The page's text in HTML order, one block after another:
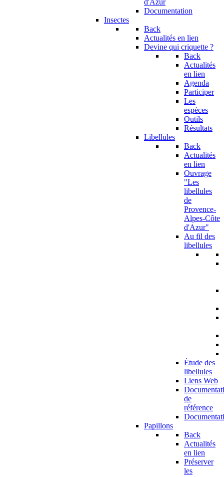
d'Azur
Documentation
Insectes
Back
Actualités en lien
Devine qui criquette ?
Back
Actualités
en lien
Agenda
Participer
Les
espèces
Outils
Résultats
Libellules
Back
Actualités
en lien
Ouvrage
"Les
libellules
de
Provence-
Alpes-Côte
d'Azur"
Au fil des
libellules
Étude des
libellules
Liens Web
de
référence
Papillons
Back
Actualités
en lien
Préserver
les